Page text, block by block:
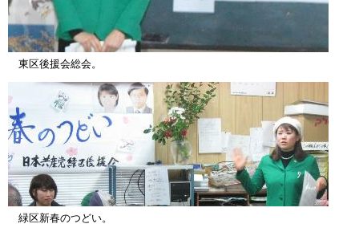
東区後援会総会。
緑区新春のつどい。